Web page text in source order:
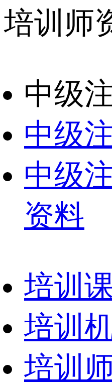
培训师
中级
中级
中级
资料
培训
培训
培训